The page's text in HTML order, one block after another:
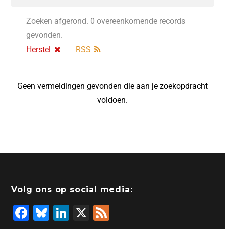
Zoeken afgerond. 0 overeenkomende records
gevonden.
Herstel
RSS
Geen vermeldingen gevonden die aan je zoekopdracht
voldoen.
Volg ons op social media:
F
Bl
Li
X